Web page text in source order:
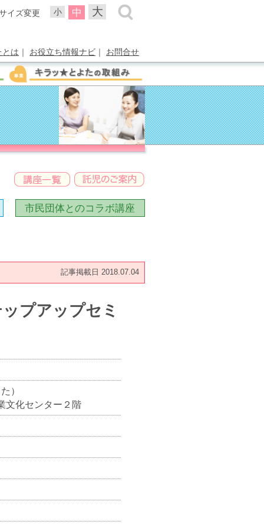
小 中 大
イズ変更
は ｜ お役立ち情報ナビ ｜ お問合せ
市民団体とのコラボ講座
記事掲載日 2018.07.04
プアップセミ
）
文化センター２階